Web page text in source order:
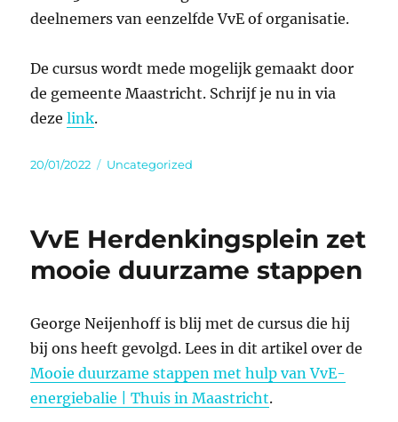
deelnemers van eenzelfde VvE of organisatie.
De cursus wordt mede mogelijk gemaakt door
de gemeente Maastricht. Schrijf je nu in via
dezelink.
Geplaatst
20/01/2022 Categorieën
Uncategorized
VvE Herdenkingsplein zet
mooie duurzame stappen
George Neijenhoff is blij met de cursus die hij
bij ons heeft gevolgd. Lees in dit artikel over de
Mooie duurzame stappen met hulp van VvE-
energiebalie | Thuis in Maastricht.